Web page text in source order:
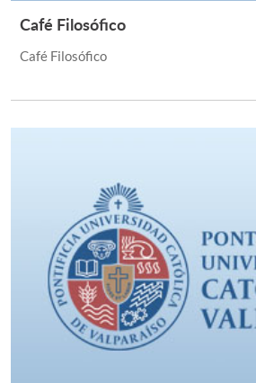
Café Filosófico
Café Filosófico